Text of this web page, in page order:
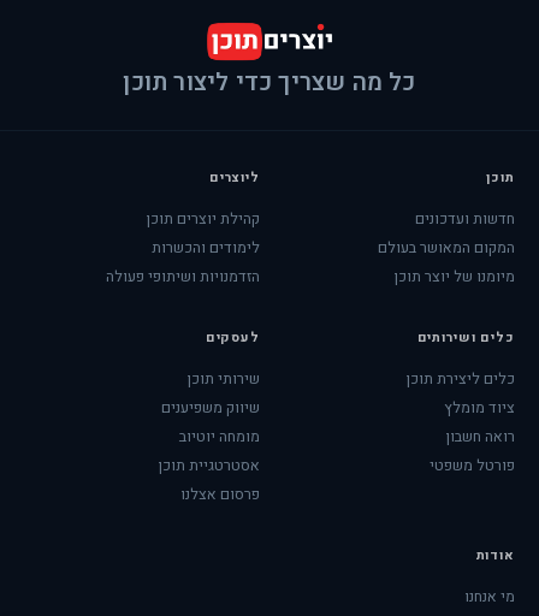
כל מה שצריך כדי ליצור תוכן
תוכן
חדשות ועדכונים
המקום המאושר בעולם
מיומנו של יוצר תוכן
ליוצרים
קהילת יוצרים תוכן
לימודים והכשרות
הזדמנויות ושיתופי פעולה
כלים ושירותים
כלים ליצירת תוכן
ציוד מומלץ
רואה חשבון
פורטל משפטי
לעסקים
שירותי תוכן
שיווק משפיענים
מומחה יוטיוב
אסטרטגיית תוכן
פרסום אצלנו
אודות
מי אנחנו